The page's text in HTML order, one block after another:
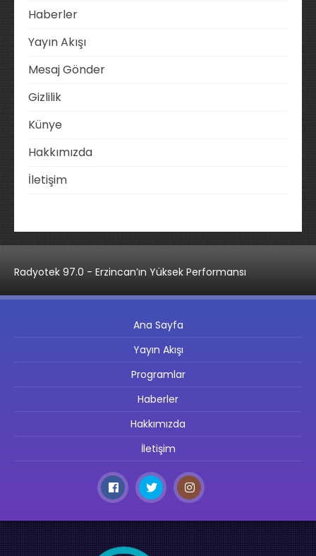
Haberler
Yayın Akışı
Mesaj Gönder
Gizlilik
Künye
Hakkımızda
İletişim
Radyotek 97.0 - Erzincan’ın Yüksek Performansı
Ana Sayfa
Yayın Akışı
Programlar
Haberler
Hakkımızda
İletişim